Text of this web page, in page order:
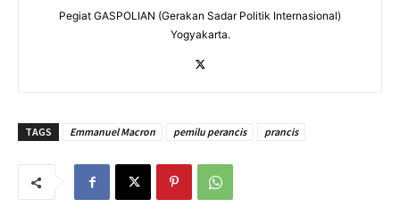
Pegiat GASPOLIAN (Gerakan Sadar Politik Internasional)
Yogyakarta.
TAGS Emmanuel Macron pemilu perancis prancis